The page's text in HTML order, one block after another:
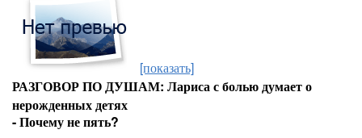
[показать]
РАЗГОВОР ПО ДУШАМ: Лариса с болью думает о
нерожденных детях
- Почему не пять?